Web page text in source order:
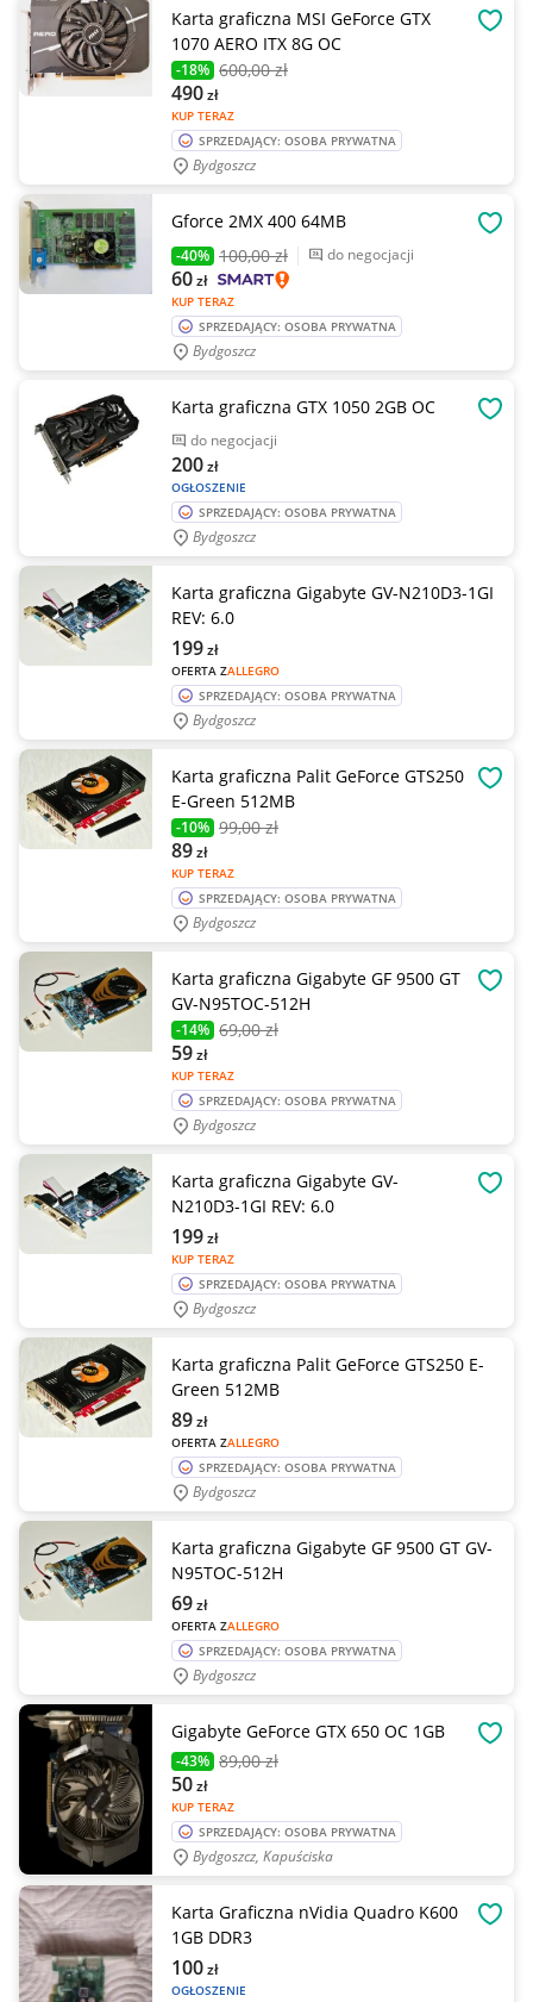
Karta graficzna MSI GeForce GTX
1070 AERO ITX 8G OC
-18% 600,00 zł
KUP TERAZ
490zł
SPRZEDAJĄCY: OSOBA PRYWATNA
Bydgoszcz
Gforce 2MX 400 64MB
-40% 100,00 zł do negocjacji
KUP TERAZ
60zł
SPRZEDAJĄCY: OSOBA PRYWATNA
Bydgoszcz
Karta graficzna GTX 1050 2GB OC
do negocjacji
OGŁOSZENIE
200zł
SPRZEDAJĄCY: OSOBA PRYWATNA
Bydgoszcz
Karta graficzna Gigabyte GV-N210D3-1GI
REV: 6.0
OFERTA ZALLEGRO
199zł
SPRZEDAJĄCY: OSOBA PRYWATNA
Bydgoszcz
Karta graficzna Palit GeForce GTS250
E-Green 512MB
-10% 99,00 zł
KUP TERAZ
89zł
SPRZEDAJĄCY: OSOBA PRYWATNA
Bydgoszcz
Karta graficzna Gigabyte GF 9500 GT
GV-N95TOC-512H
-14% 69,00 zł
KUP TERAZ
59zł
SPRZEDAJĄCY: OSOBA PRYWATNA
Bydgoszcz
Karta graficzna Gigabyte GV-
N210D3-1GI REV: 6.0
KUP TERAZ
199zł
SPRZEDAJĄCY: OSOBA PRYWATNA
Bydgoszcz
Karta graficzna Palit GeForce GTS250 E-
Green 512MB
OFERTA ZALLEGRO
89zł
SPRZEDAJĄCY: OSOBA PRYWATNA
Bydgoszcz
Karta graficzna Gigabyte GF 9500 GT GV-
N95TOC-512H
OFERTA ZALLEGRO
69zł
SPRZEDAJĄCY: OSOBA PRYWATNA
Bydgoszcz
Gigabyte GeForce GTX 650 OC 1GB
-43% 89,00 zł
KUP TERAZ
50zł
SPRZEDAJĄCY: OSOBA PRYWATNA
Bydgoszcz, Kapuściska
Karta Graficzna nVidia Quadro K600
1GB DDR3
OGŁOSZENIE
100zł